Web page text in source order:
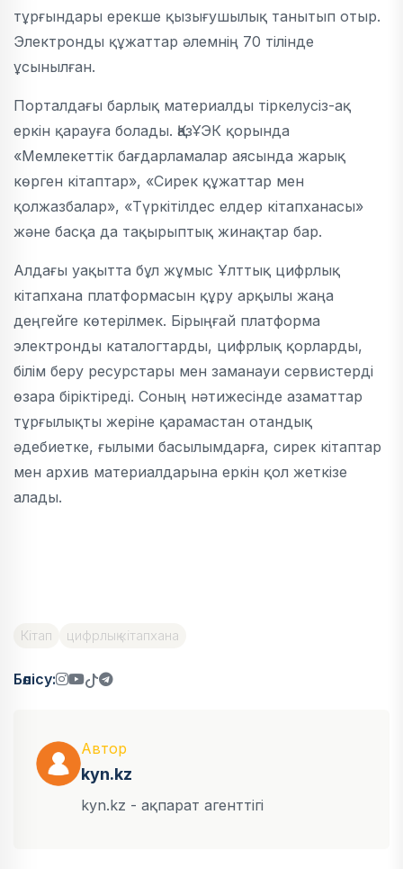
тұрғындары ерекше қызығушылық танытып отыр.
Электронды құжаттар әлемнің 70 тілінде
ұсынылған.
Порталдағы барлық материалды тіркелусіз-ақ
еркін қарауға болады. ҚазҰЭК қорында
«Мемлекеттік бағдарламалар аясында жарық
көрген кітаптар», «Сирек құжаттар мен
қолжазбалар», «Түркітілдес елдер кітапханасы»
және басқа да тақырыптық жинақтар бар.
Алдағы уақытта бұл жұмыс Ұлттық цифрлық
кітапхана платформасын құру арқылы жаңа
деңгейге көтерілмек. Бірыңғай платформа
электронды каталогтарды, цифрлық қорларды,
білім беру ресурстары мен заманауи сервистерді
өзара біріктіреді. Соның нәтижесінде азаматтар
тұрғылықты жеріне қарамастан отандық
әдебиетке, ғылыми басылымдарға, сирек кітаптар
мен архив материалдарына еркін қол жеткізе
алады.
Кітап цифрлық кітапхана
Бөлісу:
Автор
kyn.kz
kyn.kz - ақпарат агенттігі